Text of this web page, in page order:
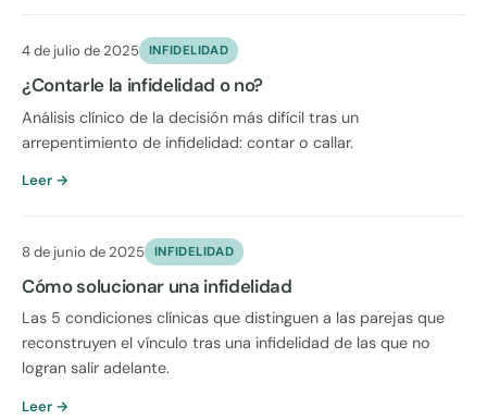
4 de julio de 2025 INFIDELIDAD
¿Contarle la infidelidad o no?
Análisis clínico de la decisión más difícil tras un
arrepentimiento de infidelidad: contar o callar.
Leer →
8 de junio de 2025 INFIDELIDAD
Cómo solucionar una infidelidad
Las 5 condiciones clínicas que distinguen a las parejas que
reconstruyen el vínculo tras una infidelidad de las que no
logran salir adelante.
Leer →